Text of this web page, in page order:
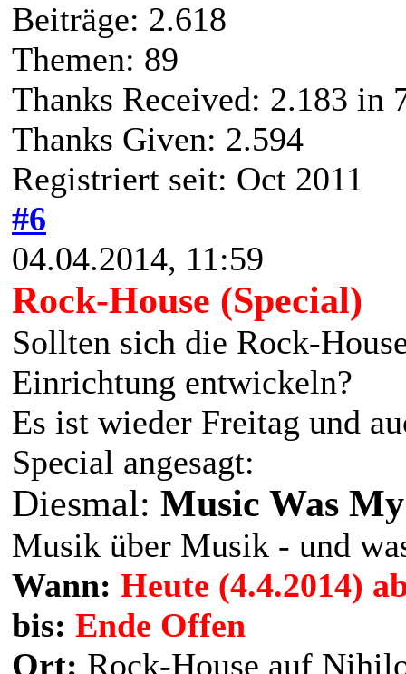
Beiträge: 2.618
Themen: 89
Thanks Received: 2.183 in
Thanks Given: 2.594
Registriert seit: Oct 2011
#6
04.04.2014, 11:59
Rock-House (Special)
Sollten sich die Rock-
Einrichtung entwickeln?
Es ist wieder Freitag und
Special angesagt:
Diesmal: Music Was
Musik über Musik - und
Wann: Heute (4.4.2014)
bis: Ende Offen
Ort: Rock-House auf